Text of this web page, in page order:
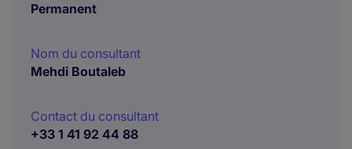
Permanent
Nom du consultant
Mehdi Boutaleb
Contact du consultant
+33 1 41 92 44 88